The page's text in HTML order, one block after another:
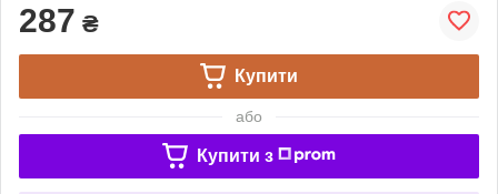
287 ₴
Купити
або
Купити з